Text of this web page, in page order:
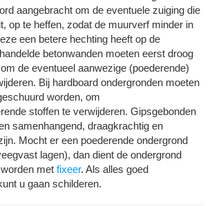
aangebracht om de eventuele zuiging die
op te heffen, zodat de muurverf minder in
een betere hechting heeft op de
betonwanden moeten eerst droog
de eventueel aanwezige (poederende)
Bij hardboard ondergronden moeten
worden, om
stoffen te verwijderen. Gipsgebonden
samenhangend, draagkrachtig en
Mocht er een poederende ondergrond
lagen), dan dient de ondergrond
met fixeer. Als alles goed
u gaan schilderen.